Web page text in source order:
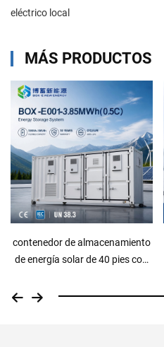
eléctrico local
MÁS PRODUCTOS
contenedor de almacenamiento
de energía solar de 40 pies con
gestión energética (EMS) y